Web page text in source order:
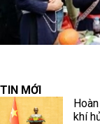
TIN MỚI
khí